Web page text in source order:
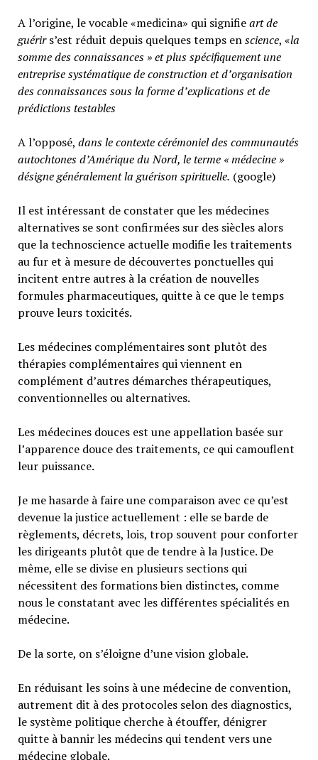
A l’origine, le vocable «medicina» qui signifieart de
guérirs’est réduit depuis quelques temps enscience, «la
somme des connaissances » et plus spécifiquement une
entreprise systématique de construction et d’organisation
des connaissances sous la forme d’explications et de
prédictions testables
A l’opposé, dans le contexte cérémoniel des communautés
autochtones d’Amérique du Nord, le terme « médecine »
désigne généralementla guérison spirituelle. (google)
Il est intéressant de constater que les médecines
alternatives se sont confirmées sur des siècles alors
que la technoscience actuelle modifie les traitements
au fur et à mesure de découvertes ponctuelles qui
incitent entre autres à la création de nouvelles
formules pharmaceutiques, quitte à ce que le temps
prouve leurs toxicités.
Les médecines complémentaires sont plutôt des
thérapies complémentaires qui viennent en
complément d’autres démarches thérapeutiques,
conventionnelles ou alternatives.
Les médecines douces est une appellation basée sur
l’apparence douce des traitements, ce qui camouflent
leur puissance.
Je me hasarde à faire une comparaison avec ce qu’est
devenue la justice actuellement : elle se barde de
règlements, décrets, lois, trop souvent pour conforter
les dirigeants plutôt que de tendre à la Justice. De
même, elle se divise en plusieurs sections qui
nécessitent des formations bien distinctes, comme
nous le constatant avec les différentes spécialités en
médecine.
De la sorte, on s’éloigne d’une vision globale.
En réduisant les soins à une médecine de convention,
autrement dit à des protocoles selon des diagnostics,
le système politique cherche à étouffer, dénigrer
quitte à bannir les médecins qui tendent vers une
médecine globale.